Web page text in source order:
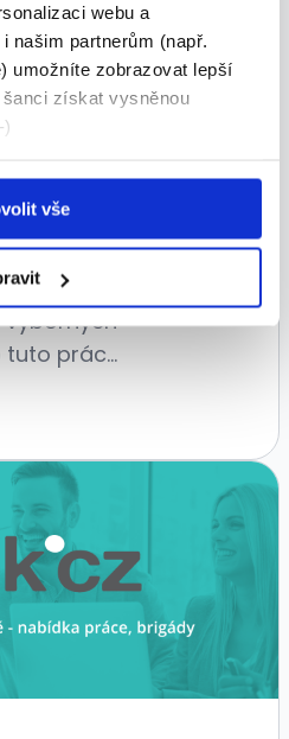
webu a
našim partnerům (např.
umožníte zobrazovat lepší
získat vysněnou
)
vše
mnoha dívek už
každý má to štěstí,
výborných
prác...